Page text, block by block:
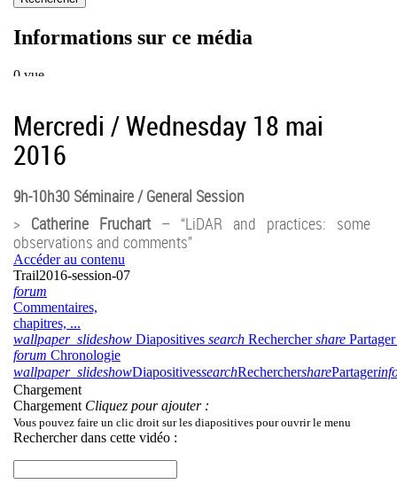
Mercredi / Wednesday 18 mai
2016
9h-10h30 Séminaire / General Session
> Catherine Fruchart– “LiDAR and practices: some
observations and comments”